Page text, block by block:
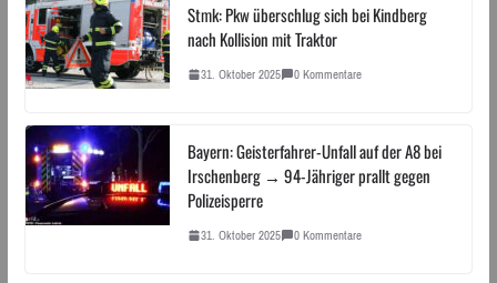
Stmk: Pkw überschlug sich bei Kindberg
nach Kollision mit Traktor
31. Oktober 2025 0 Kommentare
Bayern: Geisterfahrer-Unfall auf der A8 bei
Irschenberg → 94-Jähriger prallt gegen
Polizeisperre
31. Oktober 2025 0 Kommentare